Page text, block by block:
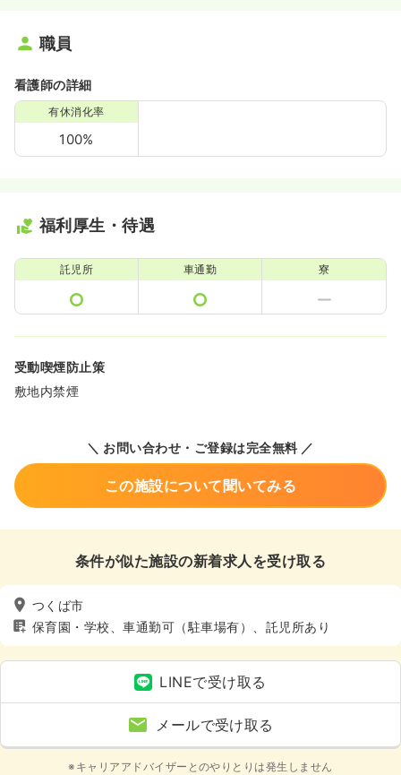
職員
看護師の詳細
有休消化率
100%
福利厚生・待遇
託児所 車通勤 寮
受動喫煙防止策
敷地内禁煙
＼ お問い合わせ・ご登録は完全無料 ／
この施設について聞いてみる
条件が似た施設の新着求人を受け取る
つくば市
保育園・学校、車通勤可（駐車場有）、託児所あり
LINEで受け取る
メールで受け取る
※キャリアアドバイザーとのやりとりは発生しません